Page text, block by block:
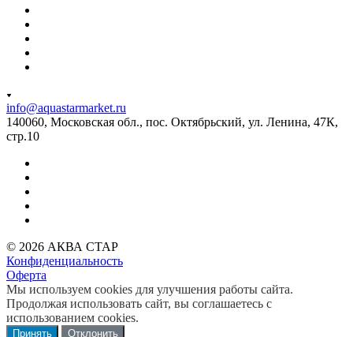
info@aquastarmarket.ru
140060, Московская обл., пос. Октябрьский, ул. Ленина, 47К,
стр.10
© 2026 АКВА СТАР
Конфиденциальность
Оферта
Мы используем cookies для улучшения работы сайта.
Продолжая использовать сайт, вы соглашаетесь с
использованием cookies.
Принять Отклонить